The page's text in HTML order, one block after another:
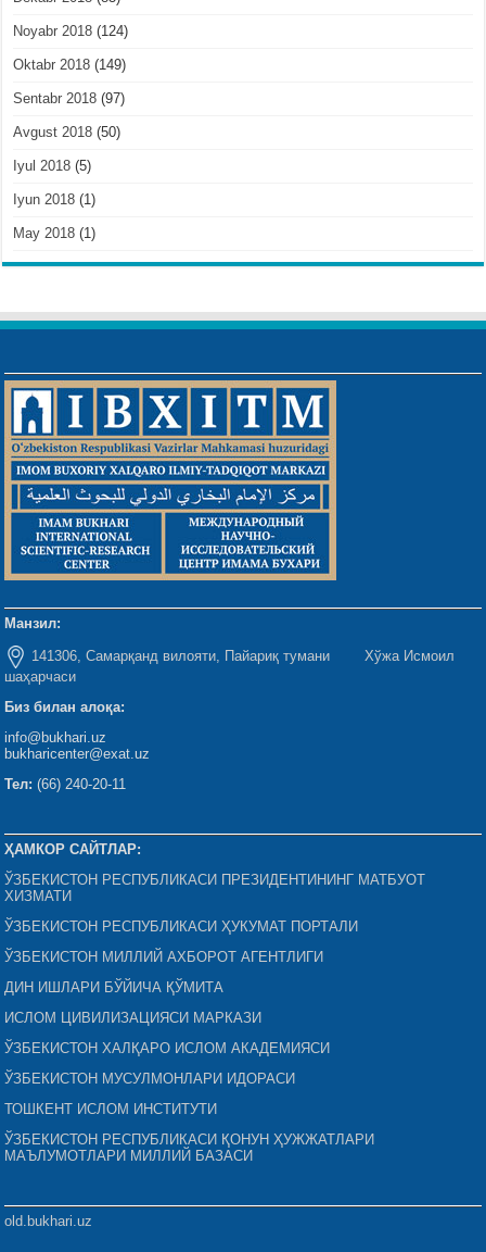
Noyabr 2018 (124)
Oktabr 2018 (149)
Sentabr 2018 (97)
Avgust 2018 (50)
Iyul 2018 (5)
Iyun 2018 (1)
May 2018 (1)
Манзил:
141306, Самарқанд вилояти, Пайариқ тумани Хўжа Исмоил
шаҳарчаси
Биз билан алоқа:
info@bukhari.uz
bukharicenter@exat.uz
Тел: (66) 240-20-11
ҲАМКОР САЙТЛАР:
ЎЗБЕКИСТОН РЕСПУБЛИКАСИ ПРЕЗИДЕНТИНИНГ МАТБУОТ
ХИЗМАТИ
ЎЗБЕКИСТОН РЕСПУБЛИКАСИ ҲУКУМАТ ПОРТАЛИ
ЎЗБЕКИСТОН МИЛЛИЙ АХБОРОТ АГЕНТЛИГИ
ДИН ИШЛАРИ БЎЙИЧА ҚЎМИТА
ИСЛОМ ЦИВИЛИЗАЦИЯСИ МАРКАЗИ
ЎЗБЕКИСТОН ХАЛҚАРО ИСЛОМ АКАДЕМИЯСИ
ЎЗБЕКИСТОН МУСУЛМОНЛАРИ ИДОРАСИ
ТОШКЕНТ ИСЛОМ ИНСТИТУТИ
ЎЗБЕКИСТОН РЕСПУБЛИКАСИ ҚОНУН ҲУЖЖАТЛАРИ
МАЪЛУМОТЛАРИ МИЛЛИЙ БАЗАСИ
old.bukhari.uz